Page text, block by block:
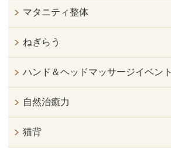
マタニティ整体
ねぎらう
ハンド＆ヘッドマッサージイベント
自然治癒力
猫背